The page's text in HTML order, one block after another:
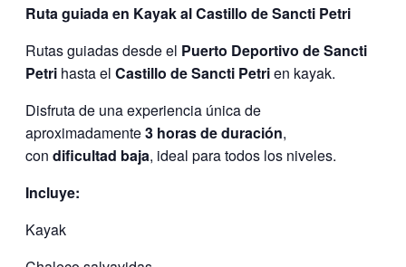
Ruta guiada en Kayak al Castillo de Sancti Petri
Rutas guiadas desde el Puerto Deportivo de Sancti
Petri hasta el Castillo de Sancti Petrien kayak.
Disfruta de una experiencia única de
aproximadamente3 horas de duración,
con dificultad baja, ideal para todos los niveles.
Incluye:
Kayak